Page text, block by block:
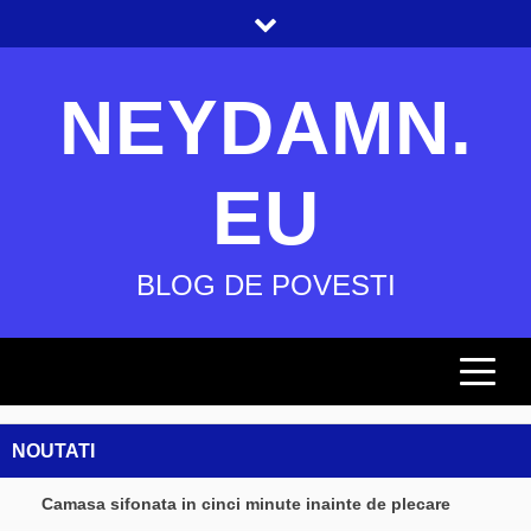
to
NEYDAMN.
EU
BLOG DE POVESTI
NOUTATI
Camasa sifonata in cinci minute inainte de plecare